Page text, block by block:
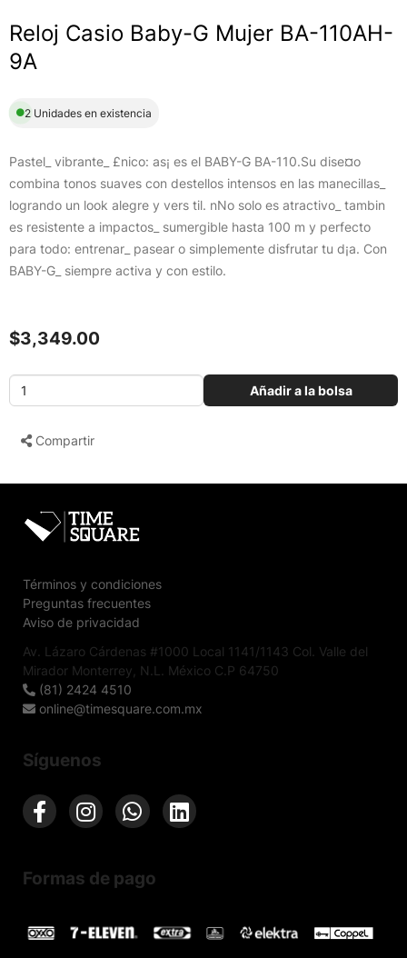
Reloj Casio Baby-G Mujer BA-110AH-
9A
2 Unidades en existencia
Pastel_ vibrante_ £nico: as¡ es el BABY-G BA-110.Su dise¤o
combina tonos suaves con destellos intensos en las manecillas_
logrando un look alegre y vers til. nNo solo es atractivo_ tambin
es resistente a impactos_ sumergible hasta 100 m y perfecto
para todo: entrenar_ pasear o simplemente disfrutar tu d¡a. Con
BABY-G_ siempre activa y con estilo.
$3,349.00
Añadir a la bolsa
Compartir
Términos y condiciones
Preguntas frecuentes
Aviso de privacidad
Av. Lázaro Cárdenas #1000 Local 1141/1143 Col. Valle del
Mirador Monterrey, N.L. México C.P 64750
(81) 2424 4510
online@timesquare.com.mx
Síguenos
Formas de pago